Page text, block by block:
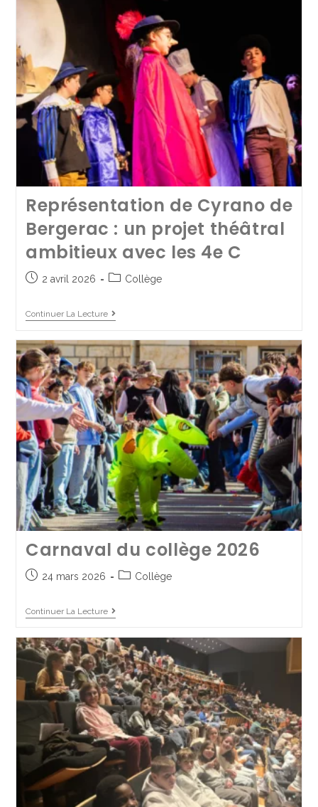
Représentation de Cyrano de
Bergerac : un projet théâtral
ambitieux avec les 4e C
2 avril 2026 Collège
Continuer La Lecture
Carnaval du collège 2026
24 mars 2026 Collège
Continuer La Lecture
A trip to England pour nos
4èmes
5 juin 2025 Collège
Continuer La Lecture
Concert de fin d’année de la
chorale et de l’atelier vocal –
2025
Spectacles de fin d'année